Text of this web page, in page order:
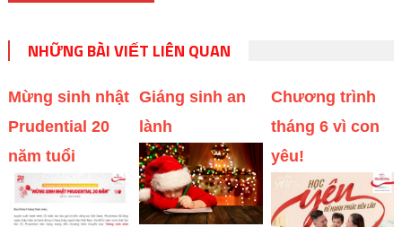
NHỮNG BÀI VIẾT LIÊN QUAN
Mừng sinh nhật
Prudential 20
năm tuổi
Giáng sinh an
lành
Chương trình
tháng 6 vì con
yêu!